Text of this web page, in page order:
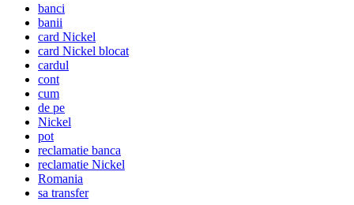
banci
banii
card Nickel
card Nickel blocat
cardul
cont
cum
de pe
Nickel
pot
reclamatie banca
reclamatie Nickel
Romania
sa transfer